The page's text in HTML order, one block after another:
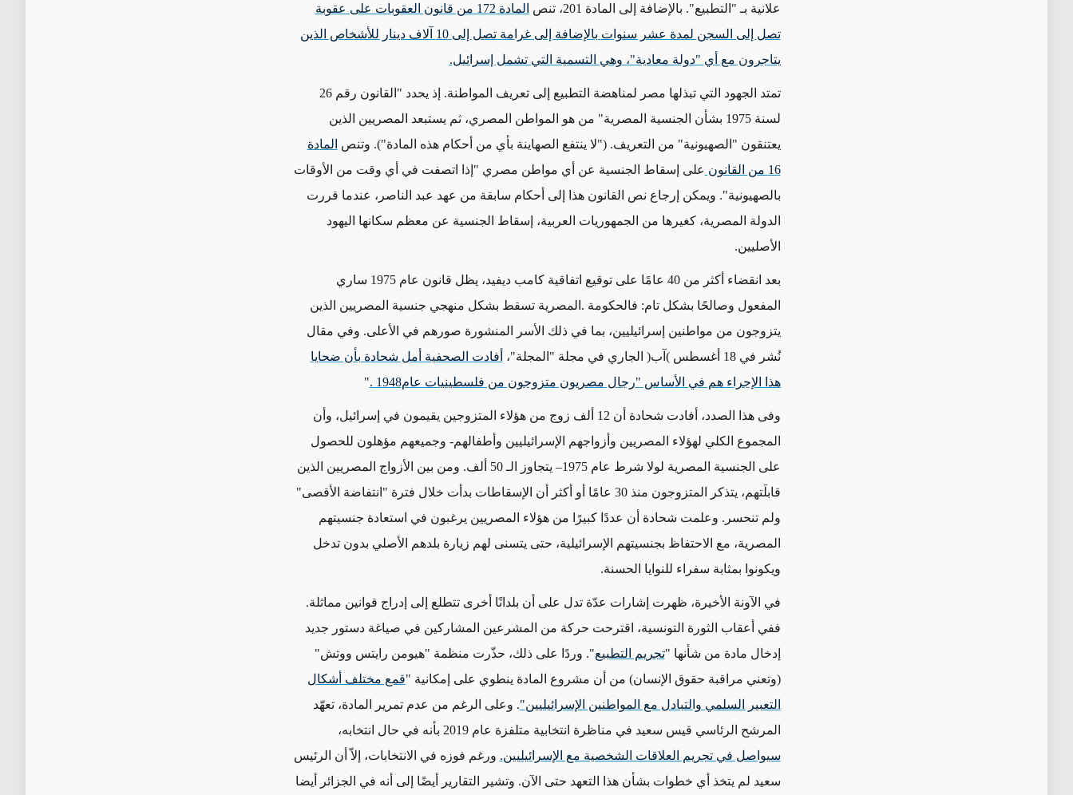
علانية بـ "التطبيع". بالإضافة إلى المادة 201، تنص
المادة 172 من قانون العقوبات على عقوبة
تصل إلى السجن لمدة عشر سنوات بالإضافة إلى غرامة تصل إلى10 آلاف دينار للأشخاص الذين
يتاجرون مع أي "دولة معادية"، وهي التسمية التي تشمل إسرائيل.
تمتد الجهود التي تبذلها مصر لمناهضة التطبيع إلى تعريف المواطنة. إذ يحدد "القانون رقم 26
لسنة 1975 بشأن الجنسية المصرية" من هو المواطن المصري، ثم يستبعد المصريين الذين
يعتنقون "الصهيونية" من التعريف. ("لا ينتفع الصهاينة بأي من أحكام هذه المادة"). وتنص المادة
16 من القانون
على إسقاط الجنسية عن أي مواطن مصري "إذا اتصفت في أي وقت من الأوقات
بالصهيونية". ويمكن إرجاع نص القانون هذا إلى أحكام سابقة من عهد عبد الناصر، عندما قررت
الدولة المصرية، كغيرها من الجمهوريات العربية، إسقاط الجنسية عن معظم سكانها اليهود
الأصليين.
بعد انقضاء أكثر من 40 عامًا على توقيع اتفاقية كامب ديفيد، يظل قانون عام 1975 ساري
المفعول وصالحًا بشكل تام: فالحكومة .المصرية تسقط بشكل منهجي جنسية المصريين الذين
يتزوجون من مواطنين إسرائيليين، بما في ذلك الأسر المنشورة صورهم في الأعلى. وفي مقال
نُشر في 18 أغسطس
) آب( الجاري في مجلة "المجلة"، أفادت الصحفية أمل شحادة بأن ضحايا
هذا الإجراء هم في الأساس "رجال مصريون متزوجون من فلسطينيات عام1948
.
"
وفى هذا الصدد، أفادت شحادة أن 12 ألف زوج من هؤلاء المتزوجين يقيمون في إسرائيل، وأن
المجموع الكلي لهؤلاء المصريين وأزواجهم الإسرائيليين وأطفالهم- وجميعهم مؤهلون للحصول
على الجنسية المصرية لولا شرط عام 1975– يتجاوز الـ 50 ألف. ومن بين الأزواج المصريين الذين
قابلَتهم، يتذكر المتزوجون منذ 30 عامًا أو أكثر أن الإسقاطات بدأت خلال فترة "انتفاضة الأقصى"
ولم تنحسر. وعلمت شحادة أن عددًا كبيرًا من هؤلاء المصريين يرغبون في استعادة جنسيتهم
المصرية، مع الاحتفاظ بجنسيتهم الإسرائيلية، حتى يتسنى لهم زيارة بلدهم الأصلي بدون تدخل
ويكونوا بمثابة سفراء للنوايا الحسنة.
في الآونة الأخيرة، ظهرت إشارات عدّة تدل على أن بلدانًا أخرى تتطلع إلى إدراج قوانين مماثلة.
ففي أعقاب الثورة التونسية، اقترحت حركة من المشرعين المشاركين في صياغة دستور جديد
إدخال مادة من شأنها "تجريم التطبيع". وردًا على ذلك، حذّرت منظمة "هيومن رايتس ووتش"
(وتعني مراقبة حقوق الإنسان) من أن مشروع المادة ينطوي على إمكانية "قمع مختلف أشكال
التعبير السلمي والتبادل مع المواطنين الإسرائيليين". وعلى الرغم من عدم تمرير المادة، تعهّد
المرشح الرئاسي قيس سعيد في مناظرة انتخابية متلفزة عام 2019 بأنه في حال انتخابه،
سيواصل في تجريم العلاقات الشخصية مع الإسرائيليين. ورغم فوزه في الانتخابات، إلاّ أن الرئيس
سعيد لم يتخذ أي خطوات بشأن هذا التعهد حتى الآن. وتشير التقارير أيضًا إلى أنه في الجزائر أيضا